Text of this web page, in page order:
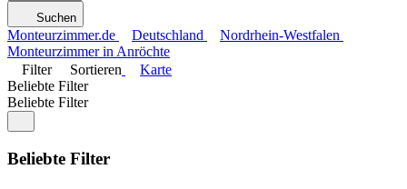
Suchen
Monteurzimmer.de Deutschland
Nordrhein-Westfalen
Monteurzimmer in Anröchte
Filter
Sortieren
Karte
Beliebte Filter
Beliebte Filter
Beliebte Filter